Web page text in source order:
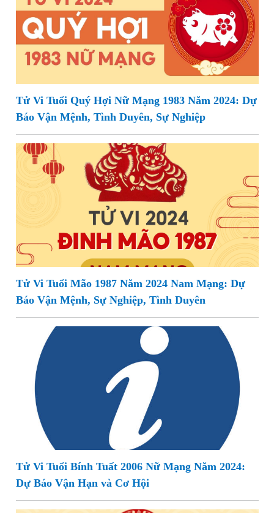
Tử Vi Tuổi Quý Hợi Nữ Mạng 1983 Năm 2024: Dự
Báo Vận Mệnh, Tình Duyên, Sự Nghiệp
Tử Vi Tuổi Mão 1987 Năm 2024 Nam Mạng: Dự
Báo Vận Mệnh, Sự Nghiệp, Tình Duyên
Tử Vi Tuổi Bính Tuất 2006 Nữ Mạng Năm 2024:
Dự Báo Vận Hạn và Cơ Hội